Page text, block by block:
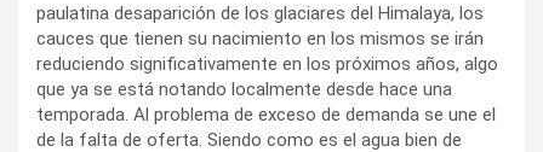
paulatina desaparición de los glaciares del Himalaya, los
cauces que tienen su nacimiento en los mismos se irán
reduciendo significativamente en los próximos años, algo
que ya se está notando localmente desde hace una
temporada. Al problema de exceso de demanda se une el
de la falta de oferta. Siendo como es el agua bien de